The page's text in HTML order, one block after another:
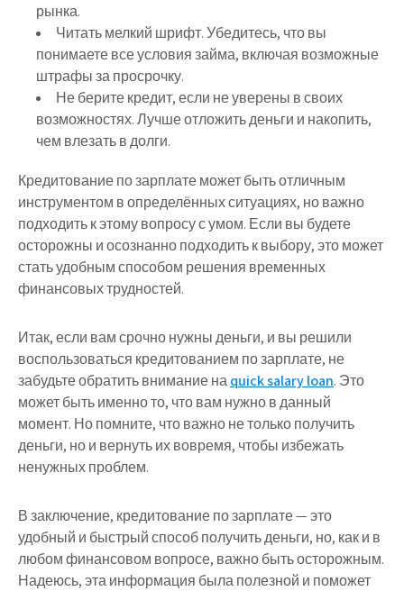
рынка.
Читать мелкий шрифт. Убедитесь, что вы
понимаете все условия займа, включая возможные
штрафы за просрочку.
Не берите кредит, если не уверены в своих
возможностях. Лучше отложить деньги и накопить,
чем влезать в долги.
Кредитование по зарплате может быть отличным
инструментом в определённых ситуациях, но важно
подходить к этому вопросу с умом. Если вы будете
осторожны и осознанно подходить к выбору, это может
стать удобным способом решения временных
финансовых трудностей.
Итак, если вам срочно нужны деньги, и вы решили
воспользоваться кредитованием по зарплате, не
забудьте обратить внимание наquick salary loan. Это
может быть именно то, что вам нужно в данный
момент. Но помните, что важно не только получить
деньги, но и вернуть их вовремя, чтобы избежать
ненужных проблем.
В заключение, кредитование по зарплате — это
удобный и быстрый способ получить деньги, но, как и в
любом финансовом вопросе, важно быть осторожным.
Надеюсь, эта информация была полезной и поможет